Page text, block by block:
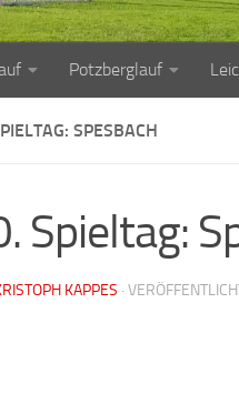
Potzberglauf
SPESBACH
Spieltag:
KAPPES ·